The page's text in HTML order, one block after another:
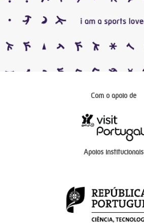
Com o apoio de
Apoios institucionais